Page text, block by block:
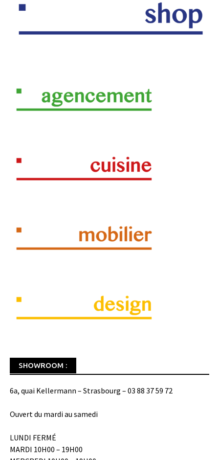
SHOWROOM :
6a, quai Kellermann – Strasbourg – 03 88 37 59 72
Ouvert du mardi au samedi
LUNDI FERMÉ
MARDI 10H00 – 19H00